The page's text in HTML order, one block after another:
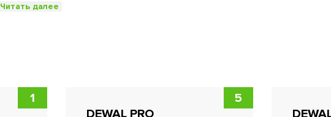
стилистов и парикмахеров, соединить лучшие технологии и дизайн с надежностью и приемлемой ценой. Основа успеха
Читать далее
1
DEWAL PRO
5